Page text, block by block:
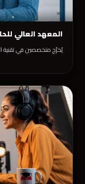
المعهد العالي
يُخرّج متخصصين في تقنية